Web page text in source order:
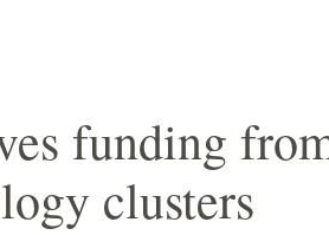
funding
clusters